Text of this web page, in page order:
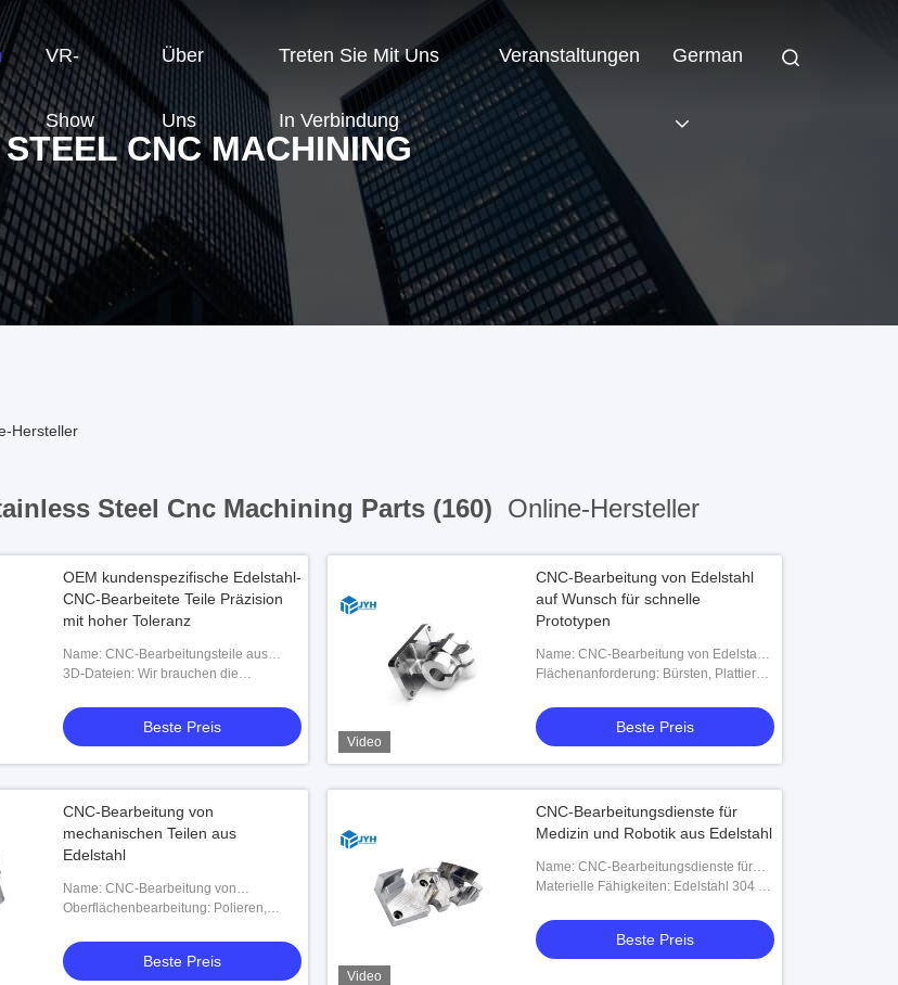
VR-
Show
Über
Uns
Treten Sie Mit Uns
In Verbindung
Veranstaltungen German
CNC MACHINING
Hersteller
Steel Cnc Machining Parts (160) Online-Hersteller
OEM kundenspezifische Edelstahl-
CNC-Bearbeitete Teile Präzision
mit hoher Toleranz
Name: CNC-Bearbeitungsteile aus
Edelstahl
3D-Dateien: Wir brauchen die
Beste Preis
Video
CNC-Bearbeitung von Edelstahl
auf Wunsch für schnelle
Prototypen
Name: CNC-Bearbeitung von Edelstahl
auf Wunsch für schnelle Prototypen
Flächenanforderung: Bürsten, Plattieren,
Zeichnung
Beste Preis
CNC-Bearbeitung von
mechanischen Teilen aus
Edelstahl
Name: CNC-Bearbeitung von
mechanischen Teilen aus Edelstahl
Oberflächenbearbeitung: Polieren,
Beste Preis
Video
CNC-Bearbeitungsdienste für
Medizin und Robotik aus Edelstahl
Name: CNC-Bearbeitungsdienste für
Medizin und Robotik aus Edelstahl
Materielle Fähigkeiten: Edelstahl 304 L /
SS usw.
Beste Preis